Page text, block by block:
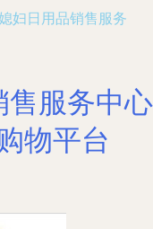
妇日用品销售服务
售服务中心
物平台